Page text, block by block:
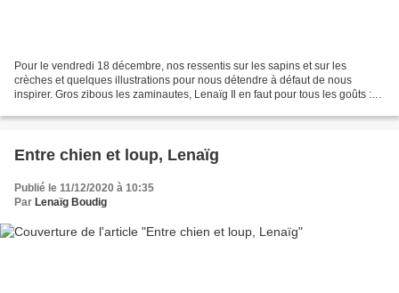
Pour le vendredi 18 décembre, nos ressentis sur les sapins et sur les
crèches et quelques illustrations pour nous détendre à défaut de nous
inspirer. Gros zibous les zaminautes, Lenaïg Il en faut pour tous les goûts :
Entre chien et loup, Lenaïg
Publié le 11/12/2020 à 10:35
Par Lenaïg Boudig